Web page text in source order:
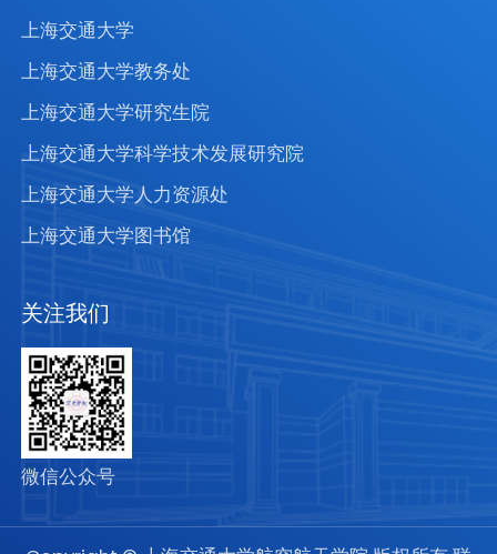
上海交通大学
上海交通大学教务处
上海交通大学研究生院
上海交通大学科学技术发展研究院
上海交通大学人力资源处
上海交通大学图书馆
关注我们
微信公众号